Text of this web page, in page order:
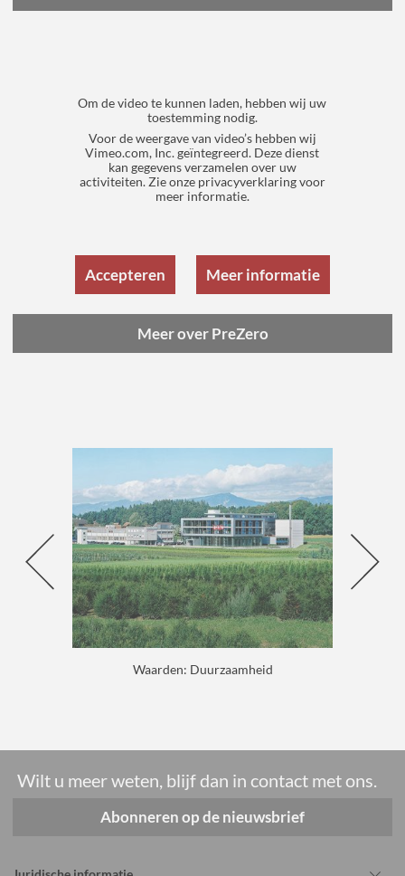
Nieuw
Nava en Marel nu met schalen uit post-
Meer over Nava
Om de video te kunnen laden, hebben wij uw
toestemming nodig.
Voor de weergave van video’s hebben wij
Vimeo.com, Inc. geïntegreerd. Deze dienst
kan gegevens verzamelen over uw
activiteiten. Zie onze privacyverklaring voor
meer informatie.
Accepteren Meer informatie
Meer over PreZero
Waarden: Duurzaamheid
Wilt u meer weten, blijf dan in contact met ons.
Abonneren op de nieuwsbrief